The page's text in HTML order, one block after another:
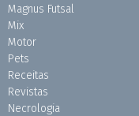
Magnus Futsal
Mix
Motor
Pets
Receitas
Revistas
Necrologia